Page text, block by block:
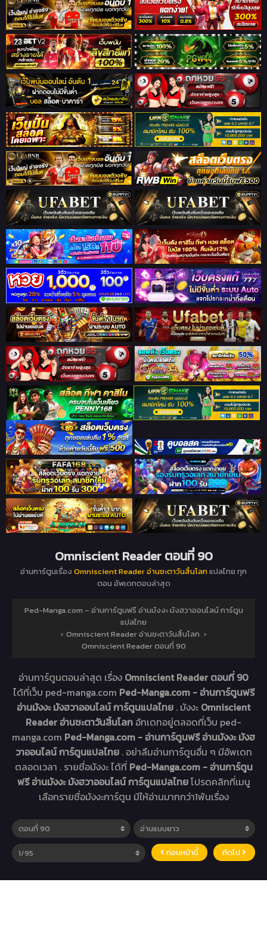
Omniscient Reader ตอนที่ 90
อ่านการ์ตูนเรื่อง Omniscient Reader อ่านชะตาวันสิ้นโลกแปลไทย ทุก
ตอน อัพเดทตอนล่าสุด
Ped-Manga.com – อ่านการ์ตูนฟรี อ่านมังงะ มังฮวาออนไลน์ การ์ตูน
แปลไทย
› Omniscient Reader อ่านชะตาวันสิ้นโลก ›
Omniscient Reader ตอนที่ 90
อ่านการ์ตูนตอนล่าสุด เรื่อง Omniscient Reader ตอนที่ 90
ได้ที่เว็บ ped-manga.com Ped-Manga.com - อ่านการ์ตูนฟรี
อ่านมังงะ มังฮวาออนไลน์ การ์ตูนแปลไทย . มังงะ Omniscient
Reader อ่านชะตาวันสิ้นโลก อัทเดทอยู่ตลอดที่เว็บ ped-
manga.com Ped-Manga.com - อ่านการ์ตูนฟรี อ่านมังงะ มังฮ
วาออนไลน์ การ์ตูนแปลไทย . อย่าลืมอ่านการ์ตูนอื่น ๆ มีอัพเดท
ตลอดเวลา . รายชื่อมังงะ ได้ที่ Ped-Manga.com - อ่านการ์ตูน
ฟรี อ่านมังงะ มังฮวาออนไลน์ การ์ตูนแปลไทยโปรดคลิกที่เมนู
เลือกรายชื่อมังงะการ์ตูน มีให้อ่านมากกว่า1พันเรื่อง
ก่อนหน้านี้ ถัดไป